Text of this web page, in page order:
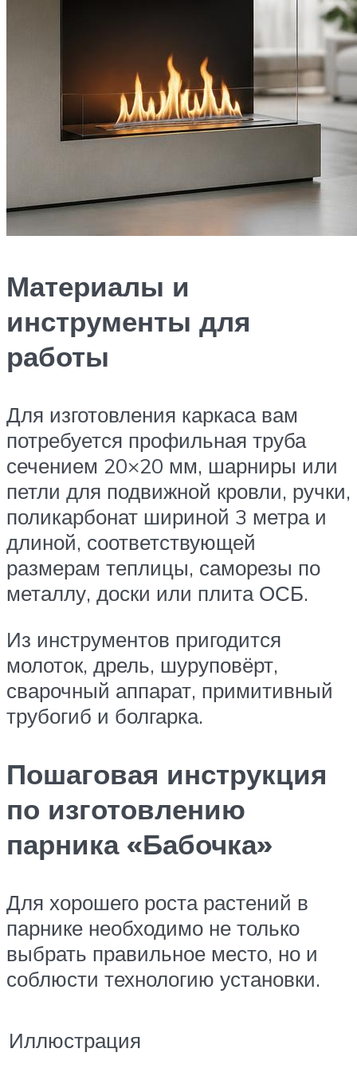
Материалы и
инструменты для
работы
Для изготовления каркаса вам
потребуется профильная труба
сечением 20×20 мм, шарниры или
петли для подвижной кровли, ручки,
поликарбонат шириной 3 метра и
длиной, соответствующей
размерам теплицы, саморезы по
металлу, доски или плита ОСБ.
Из инструментов пригодится
молоток, дрель, шуруповёрт,
сварочный аппарат, примитивный
трубогиб и болгарка.
Пошаговая инструкция
по изготовлению
парника «Бабочка»
Для хорошего роста растений в
парнике необходимо не только
выбрать правильное место, но и
соблюсти технологию установки.
Иллюстрация